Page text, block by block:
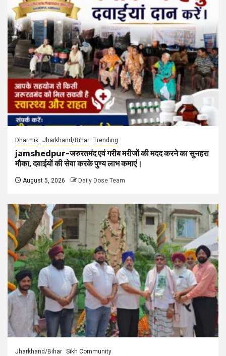
Dharmik Jharkhand/Bihar Trending
jamshedpur-जरुरतमंद एवं गरीब मरीजों की मदद करने का सुनहरा
मौका, दवाईयों की सेवा करके पुण्य लाभ कमाएं।
August 5, 2026 Daily Dose Team
Jharkhand/Bihar Sikh Community